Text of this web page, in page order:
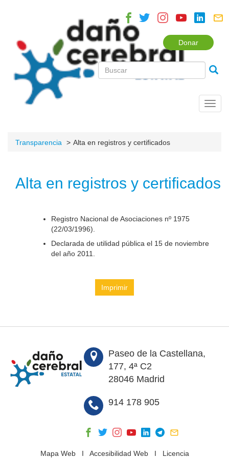
Donar
Transparencia Alta en registros y certificados
Alta en registros y certificados
Registro Nacional de Asociaciones nº 1975
(22/03/1996).
Declarada de utilidad pública el 15 de noviembre
del año 2011.
Imprimir
Paseo de la Castellana,
177, 4ª C2
28046 Madrid
914 178 905
Mapa WebI Accesibilidad WebI Licencia